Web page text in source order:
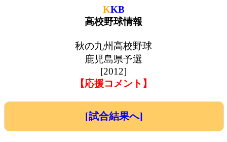
KKB
高校野球情報
秋の九州高校野球
鹿児島県予選
[2012]
【応援コメント】
[試合結果へ]